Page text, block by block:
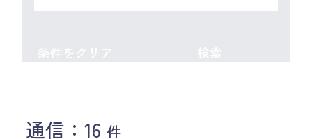
条件をクリア 検索
通信：16 件